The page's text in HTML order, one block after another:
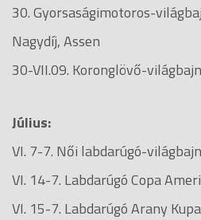
30. Gyorsaságimotoros-
Nagydíj, Assen
30-VII.09. Koronglövő-
Július:
VI. 7-7. Női labdarúgó-
VI. 14-7. Labdarúgó Copa
VI. 15-7. Labdarúgó Arany